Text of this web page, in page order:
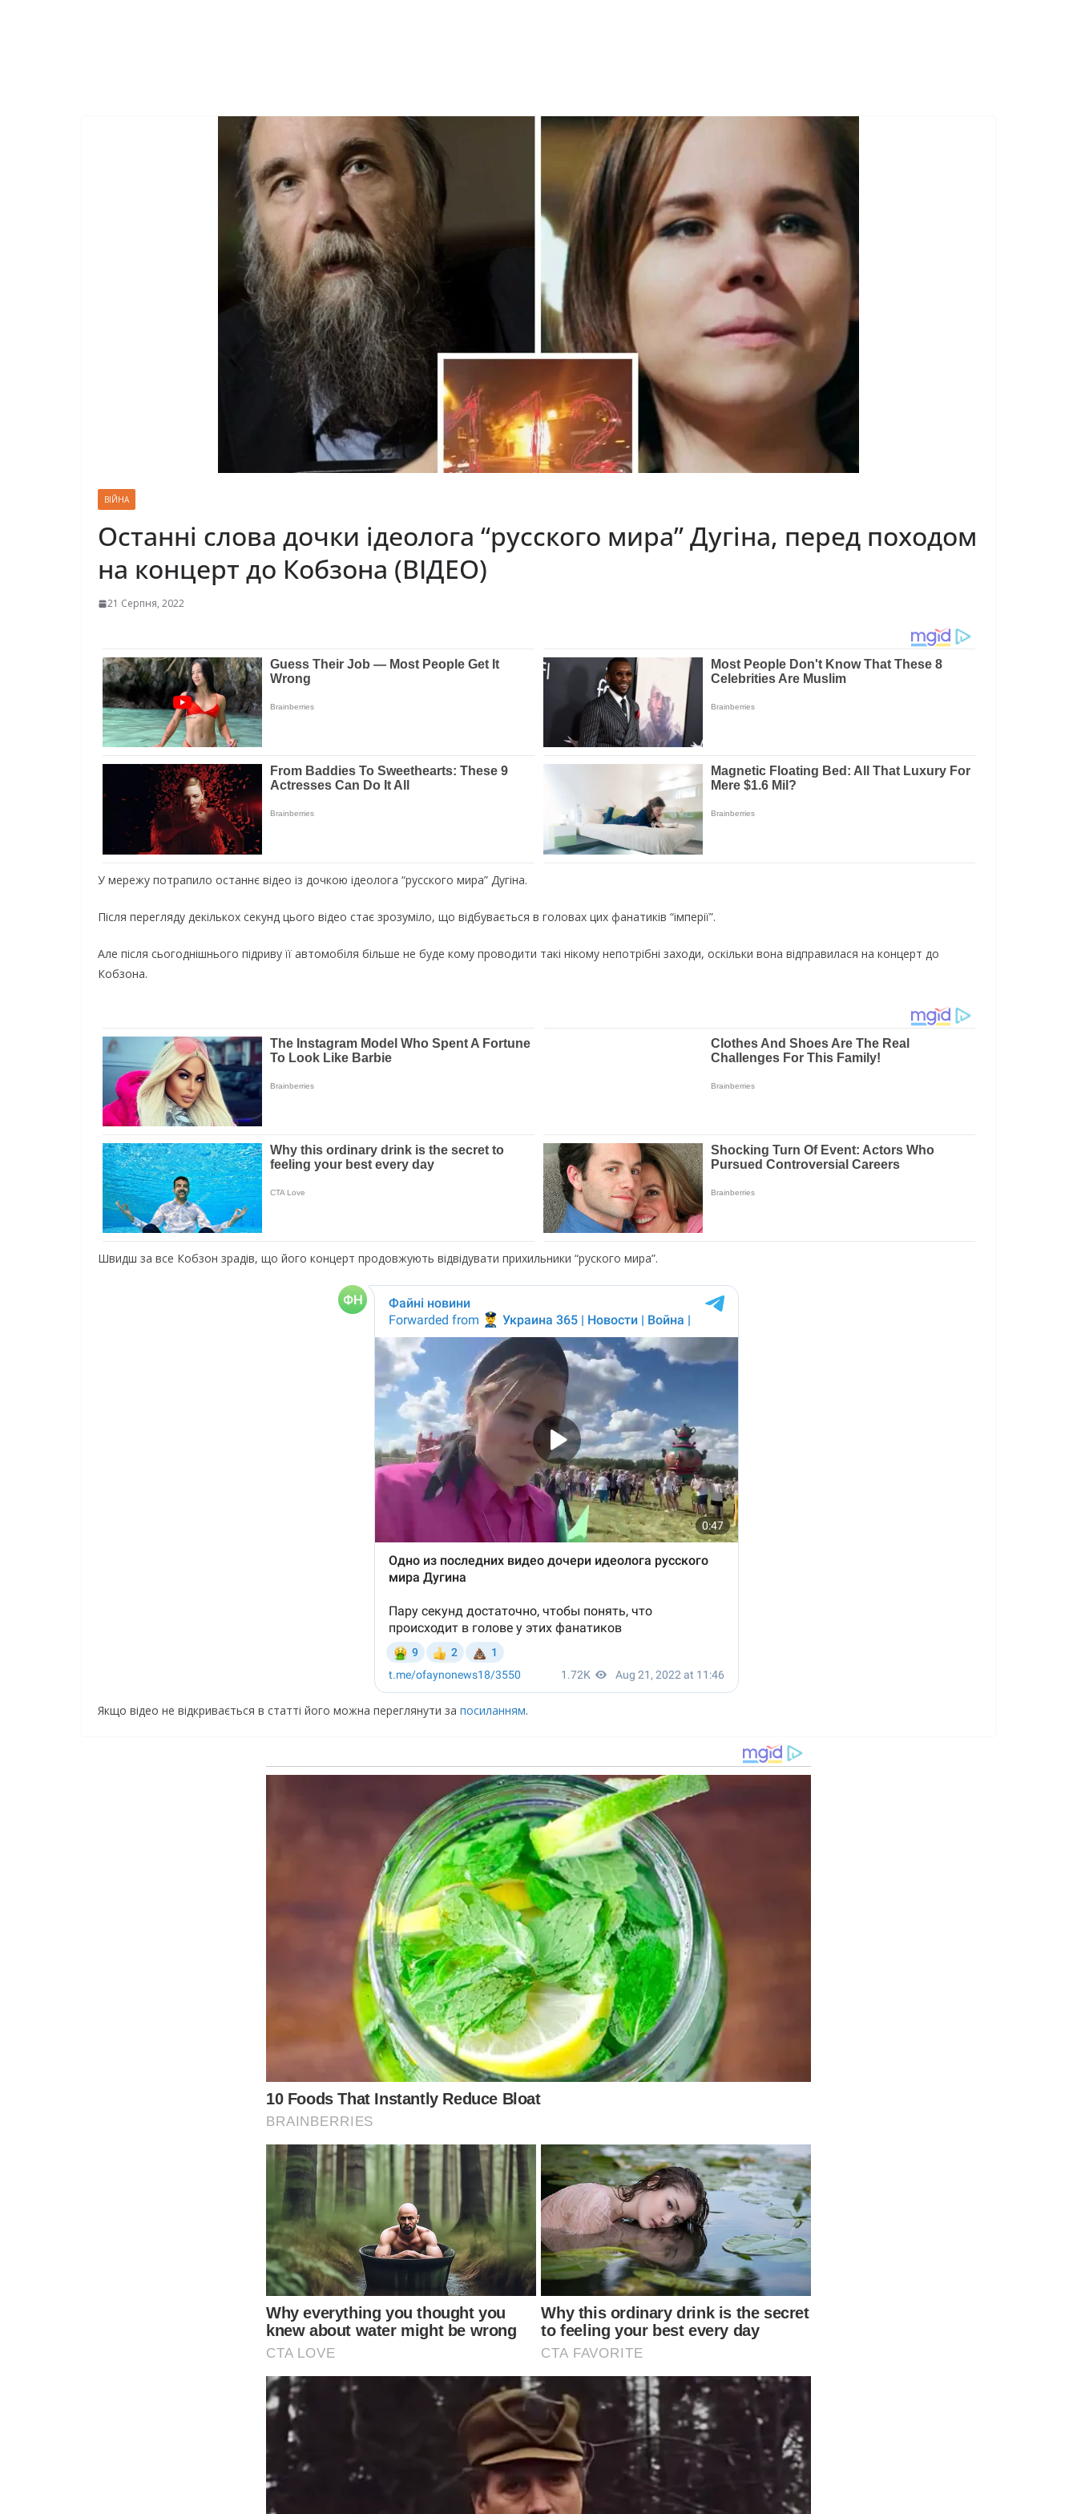
ВІЙНА
Останні слова дочки ідеолога “русского мира” Дугіна, перед походом
на концерт до Кобзона (ВІДЕО)
21 Серпня, 2022
У мережу потрапило останнє відео із дочкою ідеолога “русского мира” Дугіна.
Після перегляду декількох секунд цього відео стає зрозуміло, що відбувається в головах цих фанатиків “імперії”.
Але після сьогоднішнього підриву її автомобіля більше не буде кому проводити такі нікому непотрібні заходи, оскільки вона відправилася на концерт до
Кобзона.
Швидш за все Кобзон зрадів, що його концерт продовжують відвідувати прихильники “руского мира”.
Якщо відео не відкривається в статті його можна переглянути за посиланням.